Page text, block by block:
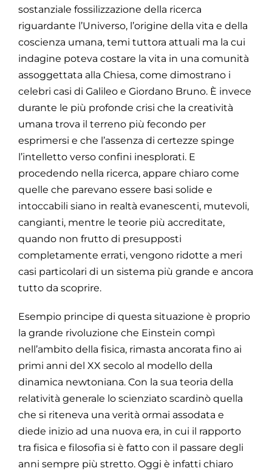
sostanziale fossilizzazione della ricerca
riguardante l’Universo, l’origine della vita e della
coscienza umana, temi tuttora attuali ma la cui
indagine poteva costare la vita in una comunità
assoggettata alla Chiesa, come dimostrano i
celebri casi di Galileo e Giordano Bruno. È invece
durante le più profonde crisi che la creatività
umana trova il terreno più fecondo per
esprimersi e che l’assenza di certezze spinge
l’intelletto verso confini inesplorati. E
procedendo nella ricerca, appare chiaro come
quelle che parevano essere basi solide e
intoccabili siano in realtà evanescenti, mutevoli,
cangianti, mentre le teorie più accreditate,
quando non frutto di presupposti
completamente errati, vengono ridotte a meri
casi particolari di un sistema più grande e ancora
tutto da scoprire.
Esempio principe di questa situazione è proprio
la grande rivoluzione che Einstein compì
nell’ambito della fisica, rimasta ancorata fino ai
primi anni del XX secolo al modello della
dinamica newtoniana. Con la sua teoria della
relatività generale lo scienziato scardinò quella
che si riteneva una verità ormai assodata e
diede inizio ad una nuova era, in cui il rapporto
tra fisica e filosofia si è fatto con il passare degli
anni sempre più stretto. Oggi è infatti chiaro